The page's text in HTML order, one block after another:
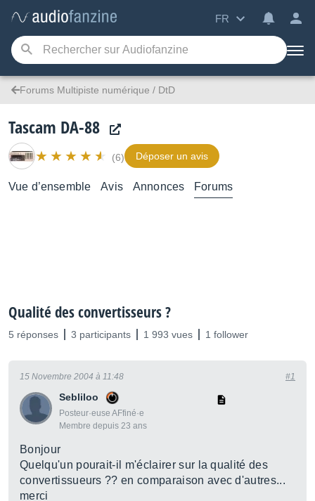
FR
Forums Multipiste numérique / DtD
Tascam DA-88
(6) Déposer un avis
Vue d’ensemble Avis Annonces Forums
Qualité des convertisseurs ?
5 réponses 3 participants 1 993 vues 1 follower
Sebliloo
Posteur·euse AFfiné·e
Membre depuis 23 ans
15 Novembre 2004 à 11:48 #1
Bonjour
Quelqu'un pourait-il m'éclairer sur la qualité des
convertissueurs ?? en comparaison avec d'autres...
merci